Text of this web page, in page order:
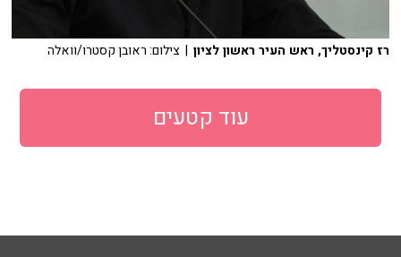
רז קינסטליך, ראש העיר ראשון לציון | צילום: ראובן קסטרו/וואלה
עוד קטעים